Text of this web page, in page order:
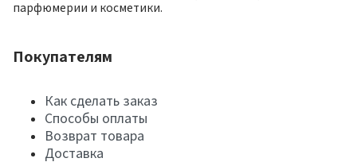
парфюмерии и косметики.
Покупателям
Как сделать заказ
Способы оплаты
Возврат товара
Доставка